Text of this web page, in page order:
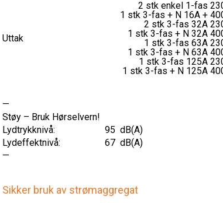
Uttak
2 stk enkel 1-fas
1 stk 3-fas + N 16A +
2 stk 3-fas 32A
1 stk 3-fas + N 32A
1 stk 3-fas 63A
1 stk 3-fas + N 63A
1 stk 3-fas 125A
1 stk 3-fas + N 125A
—
Støy – Bruk Hørselvern!
Lydtrykknivå:
95 dB(A)
Lydeffektnivå:
67 dB(A)
—
Sikker bruk av strømaggregat